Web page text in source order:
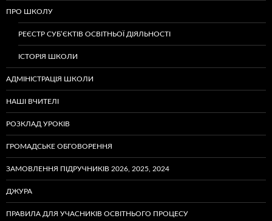
ПРО ШКОЛУ
РЕЄСТР СУБ’ЄКТІВ ОСВІТНЬОЇ ДІЯЛЬНОСТІ
ІСТОРІЯ ШКОЛИ
АДМІНІСТРАЦІЯ ШКОЛИ
НАШІ ВЧИТЕЛІ
РОЗКЛАД УРОКІВ
ГРОМАДСЬКЕ ОБГОВОРЕННЯ
ЗАМОВЛЕННЯ ПІДРУЧНИКІВ 2026, 2025, 2024
ДЖУРА
ПРАВИЛА ДЛЯ УЧАСНИКІВ ОСВІТНЬОГО ПРОЦЕСУ